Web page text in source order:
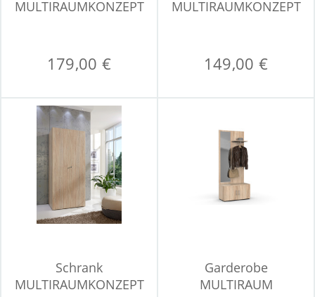
MULTIRAUMKONZEPT
179,00 €
MULTIRAUMKONZEPT
149,00 €
Schrank
MULTIRAUMKONZEPT
Garderobe
MULTIRAUM